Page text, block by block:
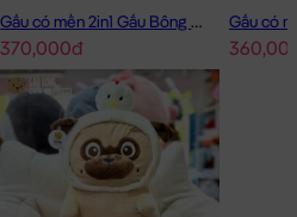
Gấu có mền 2in1 Gấu Bông Little Boy
370,000đ